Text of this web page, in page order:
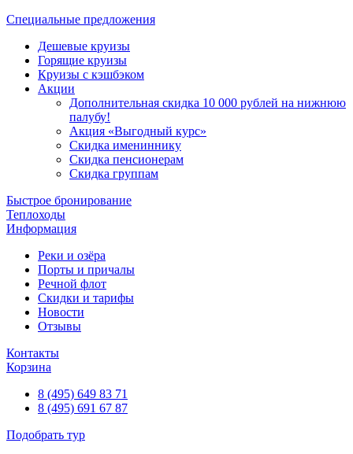
Специальные предложения
Дешевые круизы
Горящие круизы
Круизы с кэшбэком
Акции
Дополнительная скидка 10 000 рублей на нижнюю
палубу!
Акция «Выгодный курс»
Скидка имениннику
Скидка пенсионерам
Скидка группам
Быстрое бронирование
Теплоходы
Информация
Реки и озёра
Порты и причалы
Речной флот
Скидки и тарифы
Новости
Отзывы
Контакты
Корзина
8 (495) 649 83 71
8 (495) 691 67 87
Подобрать тур